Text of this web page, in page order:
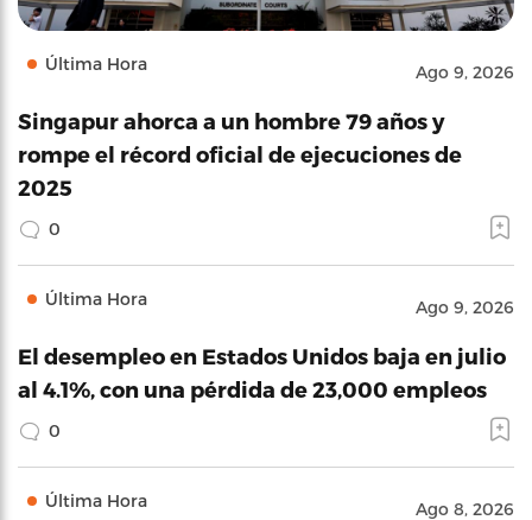
Última Hora Ago 9, 2026
Singapur ahorca a un hombre 79 años y
rompe el récord oficial de ejecuciones de
2025
0
Última Hora Ago 9, 2026
El desempleo en Estados Unidos baja en julio
al 4.1%, con una pérdida de 23,000 empleos
0
Última Hora Ago 8, 2026